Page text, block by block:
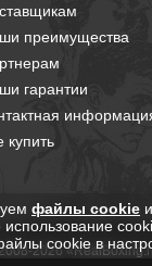
преимущества
гарантии
купить
2026
файлы cookie
использование
cookie в